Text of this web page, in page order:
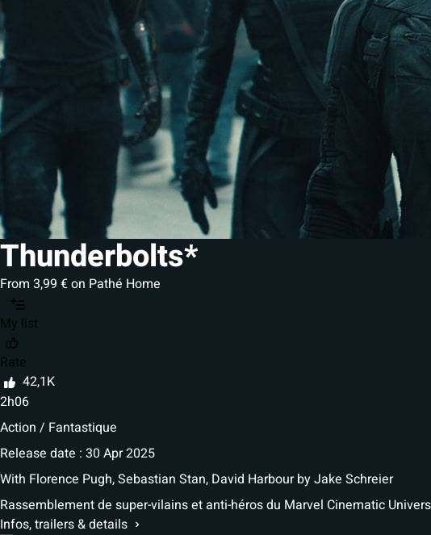
Thunderbolts*
From 3,99 € on Pathé Home
My list
Rate
42,1K
2h06
Action / Fantastique
Release date : 30 Apr 2025
With Florence Pugh, Sebastian Stan, David HarbourbyJake Schreier
Rassemblement de super-vilains et anti-héros du Marvel Cinematic
Infos, trailers & details